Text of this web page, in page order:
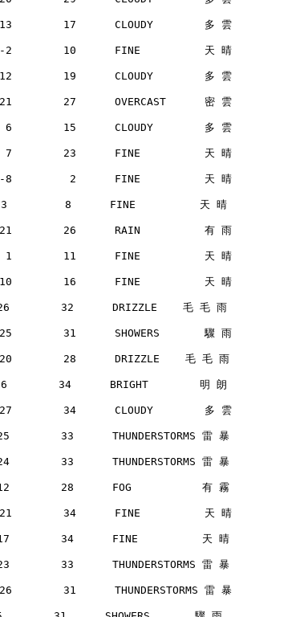
17      CLOUDY        多 雲
2        10      FINE          天 晴
19      CLOUDY        多 雲
27      OVERCAST      密 雲
15      CLOUDY        多 雲
7        23      FINE          天 晴
-8         2      FINE          天 晴
-3         8      FINE          天 晴
26      RAIN          有 雨
1        11      FINE          天 晴
16      FINE          天 晴
32      DRIZZLE    毛 毛 雨
31      SHOWERS       驟 雨
28      DRIZZLE    毛 毛 雨
26        34      BRIGHT        明 朗
34      CLOUDY        多 雲
33      THUNDERSTORMS 雷 暴
33      THUNDERSTORMS 雷 暴
12        28      FOG           有 霧
34      FINE          天 晴
17        34      FINE          天 晴
33      THUNDERSTORMS 雷 暴
31      THUNDERSTORMS 雷 暴